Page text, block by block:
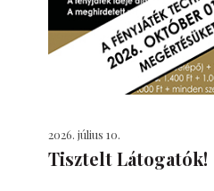
2026. július 10.
Tisztelt Látogatók!